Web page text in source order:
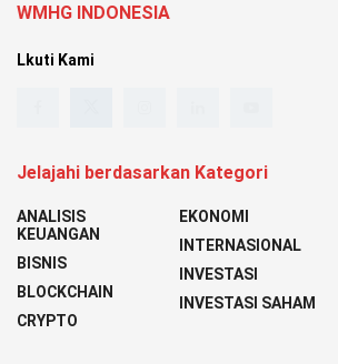
WMHG INDONESIA
Lkuti Kami
Jelajahi berdasarkan Kategori
ANALISIS
KEUANGAN
BISNIS
BLOCKCHAIN
CRYPTO
EKONOMI
INTERNASIONAL
INVESTASI
INVESTASI SAHAM